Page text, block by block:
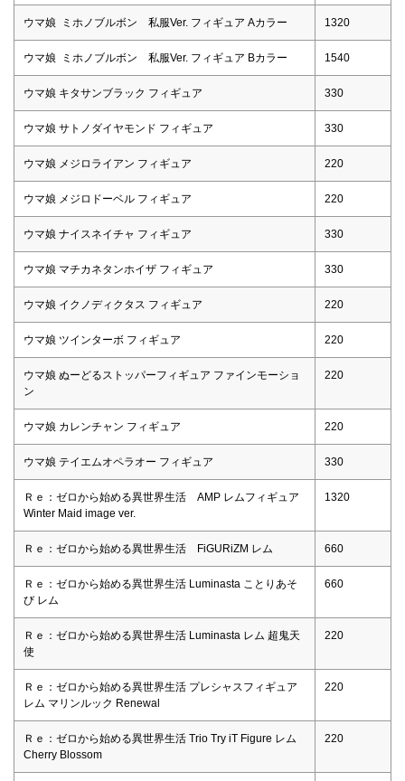
ウマ娘 ミホノブルボン 私服Ver. フィギュア Aカラー 1320
ウマ娘 ミホノブルボン 私服Ver. フィギュア Bカラー 1540
ウマ娘 キタサンブラック フィギュア 330
ウマ娘 サトノダイヤモンド フィギュア 330
ウマ娘 メジロライアン フィギュア 220
ウマ娘 メジロドーベル フィギュア 220
ウマ娘 ナイスネイチャ フィギュア 330
ウマ娘 マチカネタンホイザ フィギュア 330
ウマ娘 イクノディクタス フィギュア 220
ウマ娘 ツインターボ フィギュア 220
ウマ娘 ぬーどるストッパーフィギュア ファインモーショ
ン
220
ウマ娘 カレンチャン フィギュア 220
ウマ娘 テイエムオペラオー フィギュア 330
Ｒｅ：ゼロから始める異世界生活 AMP レムフィギュア
Winter Maid image ver.
1320
Ｒｅ：ゼロから始める異世界生活 FiGURiZM レム 660
Ｒｅ：ゼロから始める異世界生活 Luminasta ことりあそ
び レム
660
Ｒｅ：ゼロから始める異世界生活 Luminasta レム 超鬼天
使
220
Ｒｅ：ゼロから始める異世界生活 プレシャスフィギュア
レム マリンルック Renewal
220
Ｒｅ：ゼロから始める異世界生活 Trio Try iT Figure レム
Cherry Blossom
220